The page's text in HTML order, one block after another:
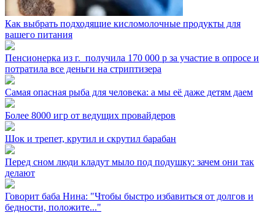
Как выбрать подходящие кисломолочные продукты для
вашего питания
Пенсионерка из г. ⁣ получила 170 000 р за участие в опросе и
потратила все деньги на стриптизера
Самая опасная рыба для человека: а мы её даже детям даем
Более 8000 игр от ведущих провайдеров
Шок и трепет, крутил и скрутил барабан
Перед сном люди кладут мыло под подушку: зачем они так
делают
Говорит баба Нина: "Чтобы быстро избавиться от долгов и
бедности, положите..."